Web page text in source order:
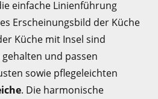
einfache Linienführung
Erscheinungsbild der Küche
Küche mit Insel sind
gehalten und passen
sowie pflegeleichten
. Die harmonische